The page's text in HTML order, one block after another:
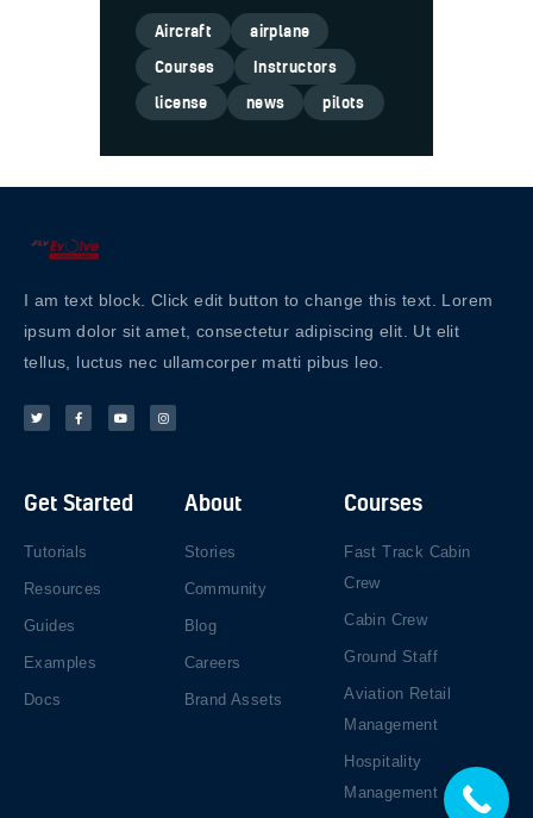
Aircraft
airplane
Courses
Instructors
license
news pilots
I am text block. Click edit button to change this text. Lorem
ipsum dolor sit amet, consectetur adipiscing elit. Ut elit
tellus, luctus nec ullamcorper matti pibus leo.
Get Started
Tutorials
Resources
Guides
Examples
Docs
About
Stories
Community
Blog
Careers
Brand Assets
Courses
Fast Track Cabin
Crew
Cabin Crew
Ground Staff
Aviation Retail
Management
Hospitality
Management